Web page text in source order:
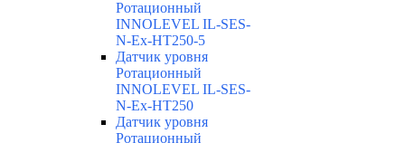
Ротационный
INNOLEVEL IL-SES-
N-Ex-HT250-5
Датчик уровня
Ротационный
INNOLEVEL IL-SES-
N-Ex-HT250
Датчик уровня
Ротационный